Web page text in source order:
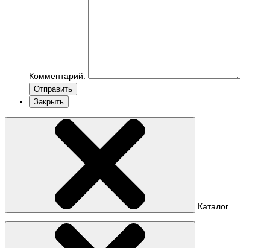
Комментарий:
Отправить
Закрыть
Каталог